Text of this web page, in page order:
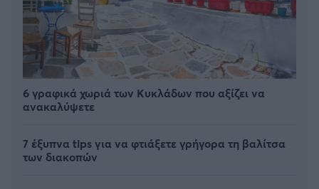
6 γραφικά χωριά των Κυκλάδων που αξίζει να
ανακαλύψετε
7 έξυπνα tips για να φτιάξετε γρήγορα τη βαλίτσα
των διακοπών